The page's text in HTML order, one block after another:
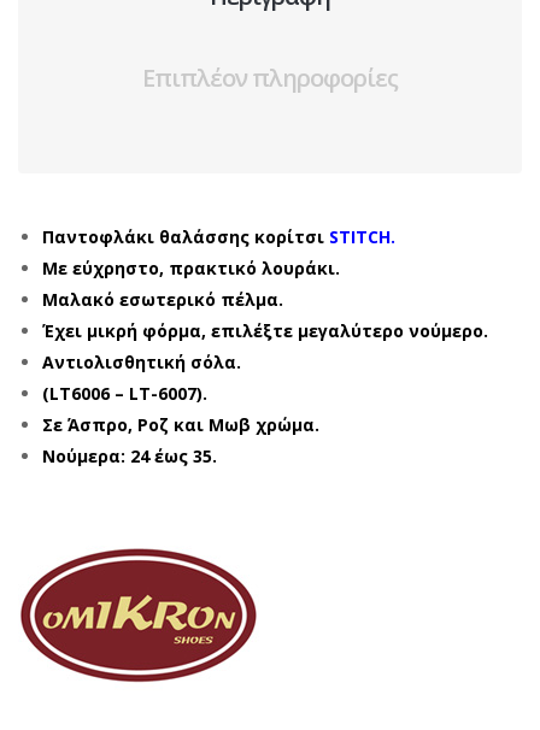
Επιπλέον πληροφορίες
Παντοφλάκι θαλάσσης κορίτσι STITCH.
Με εύχρηστο, πρακτικό λουράκι.
Μαλακό εσωτερικό πέλμα.
Έχει μικρή φόρμα, επιλέξτε μεγαλύτερο νούμερο.
Αντιολισθητική σόλα.
(LT6006 – LT-6007).
Σε Άσπρο, Ροζ και Μωβ χρώμα.
Νούμερα: 24 έως 35.